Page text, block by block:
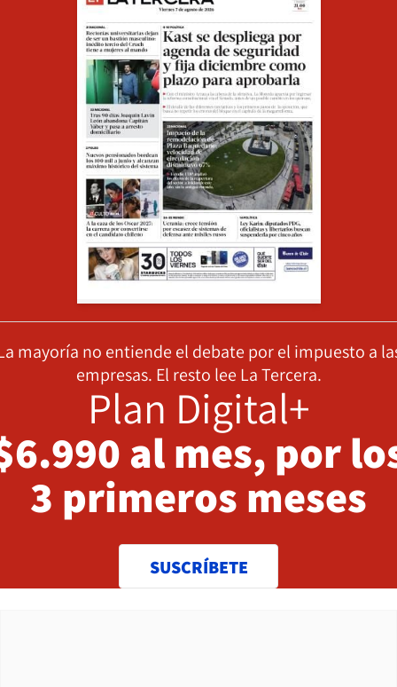
mayoría no entiende el debate por el impuesto a
empresas. El resto lee La Tercera.
Plan Digital+
al mes, por
3 primeros meses
SUSCRÍBETE